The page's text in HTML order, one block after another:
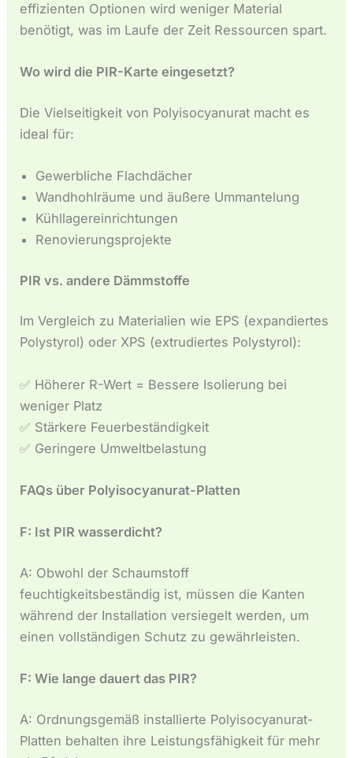
effizienten Optionen wird weniger Material
benötigt, was im Laufe der Zeit Ressourcen spart.
Wo wird die PIR-Karte eingesetzt?
Die Vielseitigkeit von Polyisocyanurat macht es
ideal für:
Gewerbliche Flachdächer
Wandhohlräume und äußere Ummantelung
Kühllagereinrichtungen
Renovierungsprojekte
PIR vs. andere Dämmstoffe
Im Vergleich zu Materialien wie EPS (expandiertes
Polystyrol) oder XPS (extrudiertes Polystyrol):
✅ Höherer R-Wert = Bessere Isolierung bei
weniger Platz
✅ Stärkere Feuerbeständigkeit
✅ Geringere Umweltbelastung
FAQs über Polyisocyanurat-Platten
F: Ist PIR wasserdicht?
A: Obwohl der Schaumstoff
feuchtigkeitsbeständig ist, müssen die Kanten
während der Installation versiegelt werden, um
einen vollständigen Schutz zu gewährleisten.
F: Wie lange dauert das PIR?
A: Ordnungsgemäß installierte Polyisocyanurat-
Platten behalten ihre Leistungsfähigkeit für mehr